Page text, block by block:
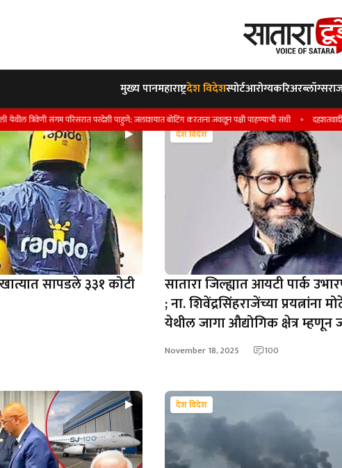
मुख्य पानमहाराष्ट्रदेश विदेशस्पोर्टआरोग्यकरिअरब्लॉग्स
संगम परिसरात परदेशी पाहुणे; जलाशयात बोटिंग करताना जवळून पक्षी पाहण्याची संधी दहशतवादी संघटनांशी
देश विदेश
सापडले ३३१ कोटी
देश विदेश
सातारा जिल्ह्यात आयटी पार्क
; ना. शिवेंद्रसिंहराजेंच्या प्रयत्नांना
येथील जागा औद्योगिक क्षेत्र म्हणून
November 18, 2025 100
देश विदेश